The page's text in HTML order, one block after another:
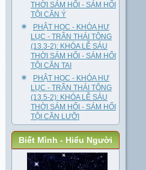
THỜI SÁM HỐI - SÁM HỐI
TỘI CĂN Ý
PHẬT HỌC - KHÓA HƯ
LỤC - TRẦN THÁI TÔNG
(13.3-2): KHÓA LỄ SÁU
THỜI SÁM HỐI - SÁM HỐI
TỘI CĂN TAI
PHẬT HỌC - KHÓA HƯ
LỤC - TRẦN THÁI TÔNG
(13.5-2): KHÓA LỄ SÁU
THỜI SÁM HỐI - SÁM HỐI
TỘI CĂN LƯỠI
Biết Mình - Hiểu Người